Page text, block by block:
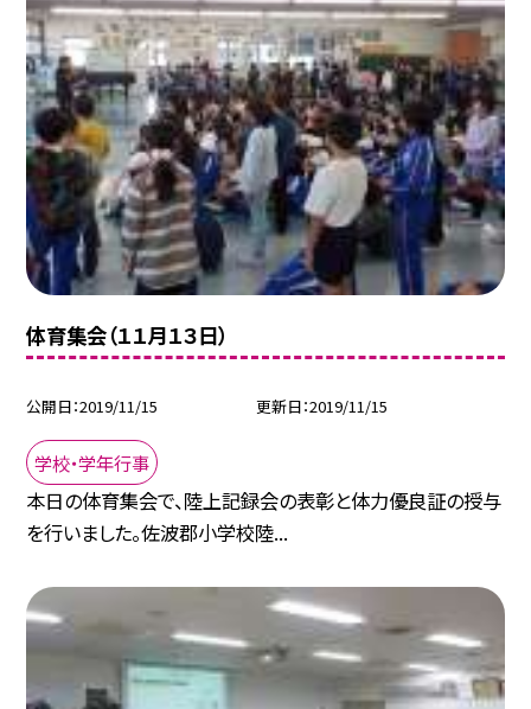
体育集会（１１月１３日）
公開日 2019/11/15 更新日 2019/11/15
学校・学年行事
本日の体育集会で、陸上記録会の表彰と体力優良証の授与
を行いました。佐波郡小学校陸...